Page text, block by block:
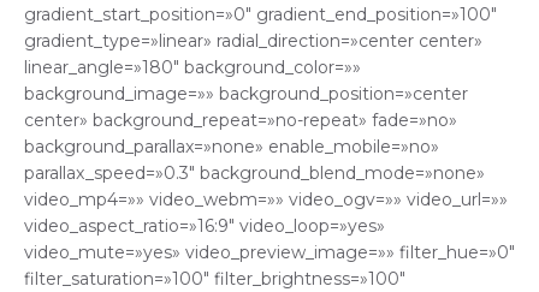
gradient_start_position=»0″ gradient_end_position=»100″
gradient_type=»linear» radial_direction=»center center»
linear_angle=»180″ background_color=»»
background_image=»» background_position=»center
center» background_repeat=»no-repeat» fade=»no»
background_parallax=»none» enable_mobile=»no»
parallax_speed=»0.3″ background_blend_mode=»none»
video_mp4=»» video_webm=»» video_ogv=»» video_url=»»
video_aspect_ratio=»16:9″ video_loop=»yes»
video_mute=»yes» video_preview_image=»» filter_hue=»0″
filter_saturation=»100″ filter_brightness=»100″